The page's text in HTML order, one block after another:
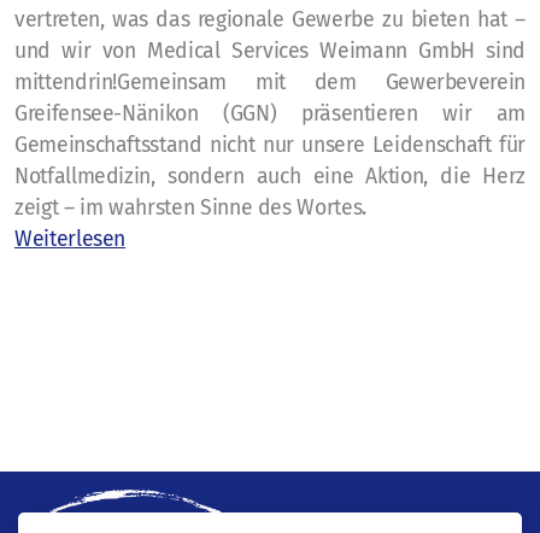
vertreten, was das regionale Gewerbe zu bieten hat –
und wir von Medical Services Weimann GmbH sind
mittendrin!Gemeinsam mit dem Gewerbeverein
Greifensee-Nänikon (GGN) präsentieren wir am
Gemeinschaftsstand nicht nur unsere Leidenschaft für
Notfallmedizin, sondern auch eine Aktion, die Herz
zeigt – im wahrsten Sinne des Wortes.
Weiterlesen
Vermietung von Ausbildungsmaterial
BLS-Trainingsmodelle
ALS-Trainingsmodelle
AED-Trainer
Notfallausrüstung